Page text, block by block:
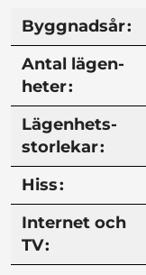
Byggnads­år:
Antal lägen­
heter:
Lägenhets­
storlekar:
Hiss:
Internet och
TV: